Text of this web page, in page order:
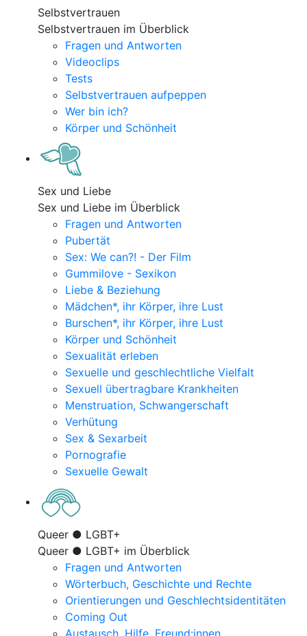
Selbstvertrauen
Selbstvertrauen im Überblick
Fragen und Antworten
Videoclips
Tests
Selbstvertrauen aufpeppen
Wer bin ich?
Körper und Schönheit
Sex und Liebe
Sex und Liebe im Überblick
Fragen und Antworten
Pubertät
Sex: We can?! - Der Film
Gummilove - Sexikon
Liebe & Beziehung
Mädchen*, ihr Körper, ihre Lust
Burschen*, ihr Körper, ihre Lust
Körper und Schönheit
Sexualität erleben
Sexuelle und geschlechtliche Vielfalt
Sexuell übertragbare Krankheiten
Menstruation, Schwangerschaft
Verhütung
Sex & Sexarbeit
Pornografie
Sexuelle Gewalt
Queer ● LGBT+
Queer ● LGBT+ im Überblick
Fragen und Antworten
Wörterbuch, Geschichte und Rechte
Orientierungen und Geschlechtsidentitäten
Coming Out
Austausch, Hilfe, Freund:innen